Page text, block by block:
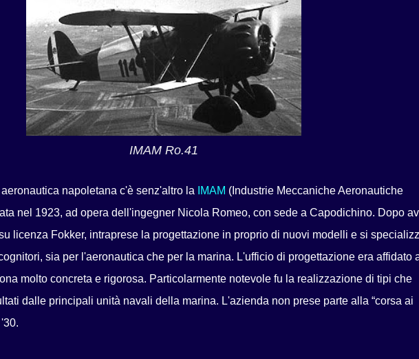
IMAM Ro.41
napoletana c'è senz'altro la IMAM (Industrie Meccaniche Aeronautiche
nel 1923, ad opera dell'ingegner Nicola Romeo, con sede a Capodichino. Dopo
licenza Fokker, intraprese la progettazione in proprio di nuovi modelli e si
sia per l'aeronautica che per la marina. L'ufficio di progettazione era affidato
molto concreta e rigorosa. Particolarmente notevole fu la realizzazione di tipi che
dalle principali unità navali della marina. L'azienda non prese parte alla “corsa ai